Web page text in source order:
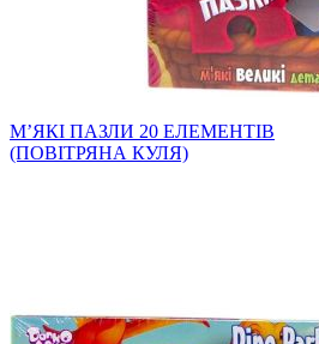
МʼЯКІ ПАЗЛИ 20 ЕЛЕМЕНТІВ
(ПОВІТРЯНА КУЛЯ)